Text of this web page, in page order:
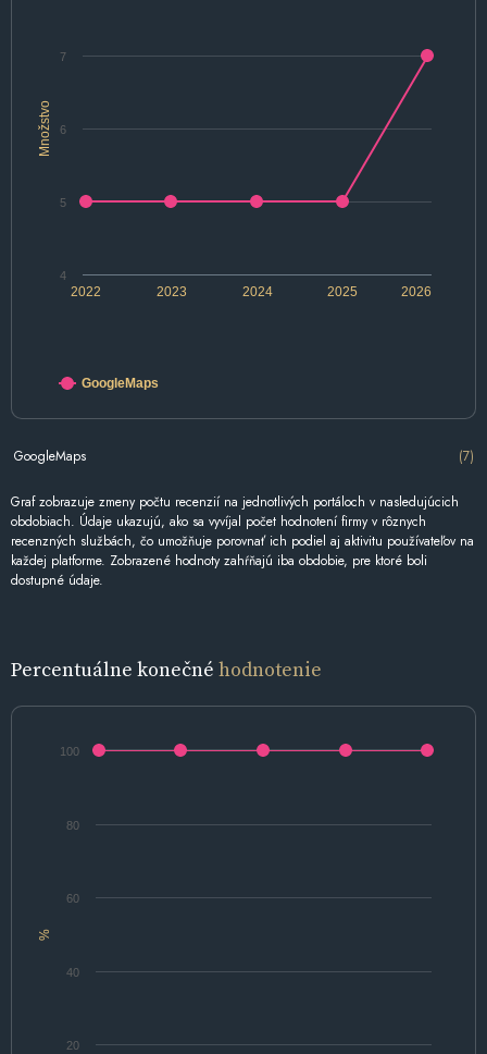
Množstvo
2022 2024 2026
2023 2025
5
6
7
4
GoogleMaps
GoogleMaps (7)
Graf zobrazuje zmeny počtu recenzií na jednotlivých portáloch v nasledujúcich
obdobiach. Údaje ukazujú, ako sa vyvíjal počet hodnotení firmy v rôznych
recenzných službách, čo umožňuje porovnať ich podiel aj aktivitu používateľov na
každej platforme. Zobrazené hodnoty zahŕňajú iba obdobie, pre ktoré boli
dostupné údaje.
Percentuálne konečné hodnotenie
%
20
40
60
80
100